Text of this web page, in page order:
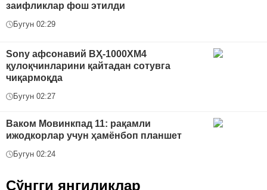
заифликлар фош этилди
Бугун 02:29
Sony афсонавий ВҲ-1000XM4
қулоқчинларини қайтадан сотувга
чиқармоқда
Бугун 02:27
Ваком Мовинкпад 11: рақамли
ижодкорлар учун ҳамёнбоп планшет
Бугун 02:24
Сўнгги янгиликлар